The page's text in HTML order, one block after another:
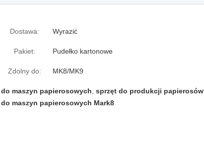
Dostawa: Wyrazić
Pakiet: Pudełko kartonowe
Zdolny do: MK8/MK9
maszyn papierosowych sprzęt do produkcji papierosów
maszyn papierosowych Mark8